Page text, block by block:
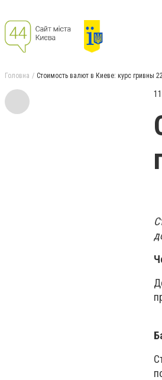
Головна Стоимость валют в Киеве: курс гривны